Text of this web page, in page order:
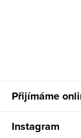
Přijímáme
Instagram